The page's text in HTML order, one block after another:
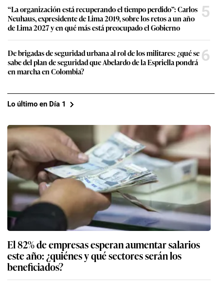
“La organización está recuperando el tiempo perdido”: Carlos
Neuhaus, expresidente de Lima 2019, sobre los retos a un año
de Lima 2027 y en qué más está preocupado el Gobierno
5
De brigadas de seguridad urbana al rol de los militares: ¿qué se
sabe del plan de seguridad que Abelardo de la Espriella pondrá
en marcha en Colombia?
6
Lo último en Día 1
El 82% de empresas esperan aumentar salarios
este año: ¿quiénes y qué sectores serán los
beneficiados?